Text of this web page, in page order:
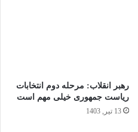
رهبر انقلاب: مرحله دوم انتخابات
ریاست جمهوری خیلی مهم است
13 تیر, 1403